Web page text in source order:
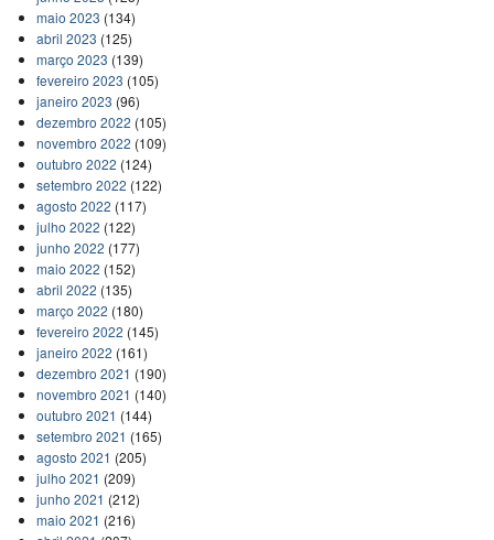
maio 2023 (134)
abril 2023 (125)
março 2023 (139)
fevereiro 2023 (105)
janeiro 2023 (96)
dezembro 2022 (105)
novembro 2022 (109)
outubro 2022 (124)
setembro 2022 (122)
agosto 2022 (117)
julho 2022 (122)
junho 2022 (177)
maio 2022 (152)
abril 2022 (135)
março 2022 (180)
fevereiro 2022 (145)
janeiro 2022 (161)
dezembro 2021 (190)
novembro 2021 (140)
outubro 2021 (144)
setembro 2021 (165)
agosto 2021 (205)
julho 2021 (209)
junho 2021 (212)
maio 2021 (216)